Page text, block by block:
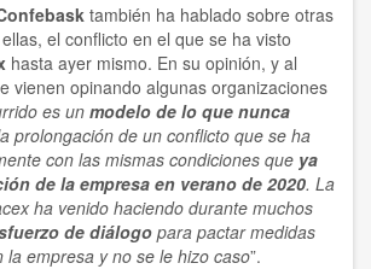
también ha hablado sobre otras
el conflicto en el que se ha visto
hasta ayer mismo. En su opinión, y al
vienen opinando algunas organizaciones
es unmodelo de lo que nunca
prolongación de un conflicto que se ha
con las mismas condiciones que ya
de la empresa en verano de 2020. La
ha venido haciendo durante muchos
de diálogopara pactar medidas
la empresa y no se le hizo caso”.